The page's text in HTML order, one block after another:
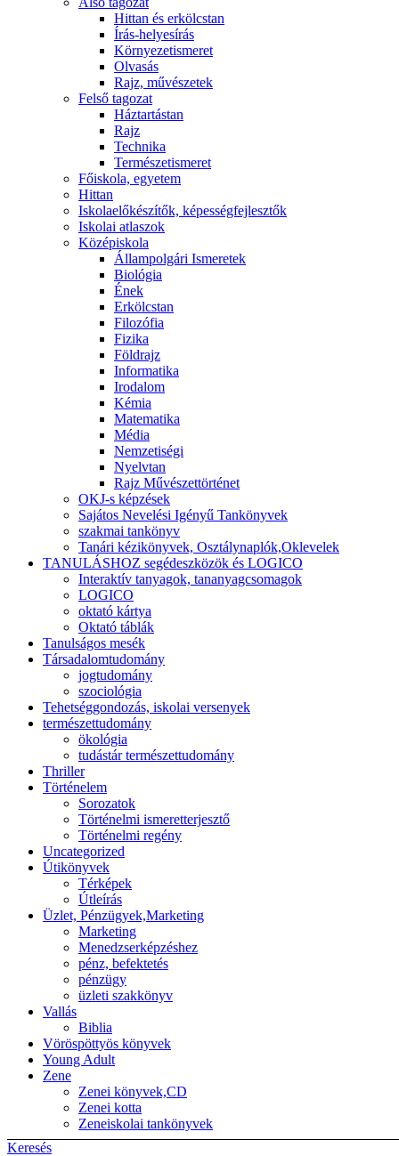
Keresés
Hittan és erkölcstan
Írás-helyesírás
Környezetismeret
Olvasás
Rajz, művészetek
Felső tagozat
Háztartástan
Rajz
Technika
Természetismeret
Főiskola, egyetem
Hittan
Iskolaelőkészítők, képességfejlesztők
Iskolai atlaszok
Középiskola
Állampolgári Ismeretek
Biológia
Ének
Erkölcstan
Filozófia
Fizika
Földrajz
Informatika
Irodalom
Kémia
Matematika
Média
Nemzetiségi
Nyelvtan
Rajz Művészettörténet
OKJ-s képzések
Sajátos Nevelési Igényű Tankönyvek
szakmai tankönyv
Tanári kézikönyvek, Osztálynaplók,Oklevelek
TANULÁSHOZ segédeszközök és LOGICO
Interaktív tanyagok, tananyagcsomagok
LOGICO
oktató kártya
Oktató táblák
Tanulságos mesék
Társadalomtudomány
jogtudomány
szociológia
Tehetséggondozás, iskolai versenyek
természettudomány
ökológia
tudástár természettudomány
Thriller
Történelem
Sorozatok
Történelmi ismeretterjesztő
Történelmi regény
Uncategorized
Útikönyvek
Térképek
Útleírás
Üzlet, Pénzügyek,Marketing
Marketing
Menedzserképzéshez
pénz, befektetés
pénzügy
üzleti szakkönyv
Vallás
Biblia
Vöröspöttyös könyvek
Young Adult
Zene
Zenei könyvek,CD
Zenei kotta
Zeneiskolai tankönyvek